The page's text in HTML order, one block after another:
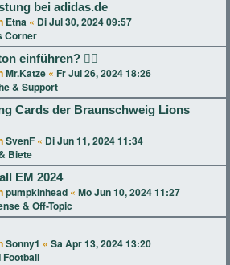
bei adidas.de
Etna « Di Jul 30, 2024 09:57
Corner
einführen? 👍🏻
Mr.Katze « Fr Jul 26, 2024 18:26
& Support
Cards der Braunschweig Lions
SvenF « Di Jun 11, 2024 11:34
Biete
EM 2024
pumpkinhead « Mo Jun 10, 2024 11:27
& Off-Topic
Sonny1 « Sa Apr 13, 2024 13:20
Football